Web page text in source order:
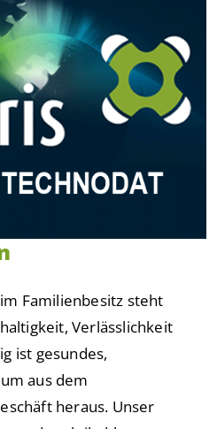
Familienbesitz steht
Verlässlichkeit
ist gesundes,
aus dem
heraus. Unser